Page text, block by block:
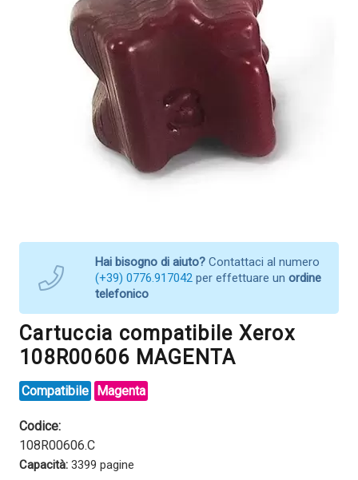
Hai bisogno di aiuto? Contattaci al numero
(+39) 0776.917042 per effettuare un ordine
telefonico
Cartuccia compatibile Xerox
108R00606 MAGENTA
Compatibile Magenta
Codice:
108R00606.C
Capacità: 3399 pagine